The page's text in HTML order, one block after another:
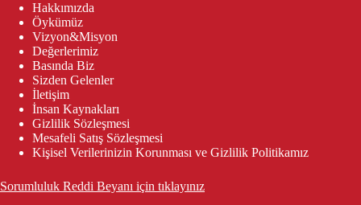
Hakkımızda
Öykümüz
Vizyon&Misyon
Değerlerimiz
Basında Biz
Sizden Gelenler
İletişim
İnsan Kaynakları
Gizlilik Sözleşmesi
Mesafeli Satış Sözleşmesi
Kişisel Verilerinizin Korunması ve Gizlilik Politikamız
Sorumluluk Reddi Beyanı için tıklayınız